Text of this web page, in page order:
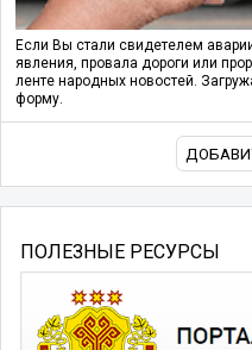
Если Вы стали свидетелем
явления, провала дороги или
ленте народных новостей.
форму.
ПОЛЕЗНЫЕ РЕСУРСЫ